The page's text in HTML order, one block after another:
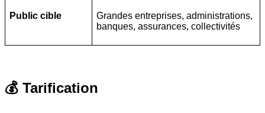
Public cible
Grandes entreprises, administrations,
banques, assurances, collectivités
💰 Tarification